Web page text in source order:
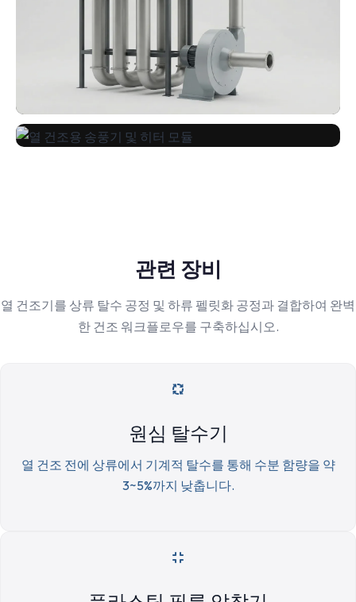
관련 장비
열 건조기를 상류 탈수 공정 및 하류 펠릿화 공정과 결합하여 완벽
한 건조 워크플로우를 구축하십시오.
원심 탈수기
열 건조 전에 상류에서 기계적 탈수를 통해 수분 함량을 약
3~5%까지 낮춥니다.